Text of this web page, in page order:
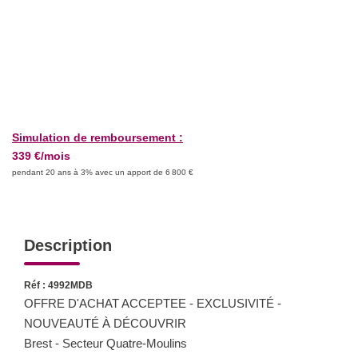
ESPACE CLIENT
CONTACT
Simulation de remboursement :
339 €/mois
pendant 20 ans à 3% avec un apport de 6 800 €
Description
Réf : 4992MDB
OFFRE D'ACHAT ACCEPTEE - EXCLUSIVITÉ -
NOUVEAUTÉ À DÉCOUVRIR
Brest - Secteur Quatre-Moulins